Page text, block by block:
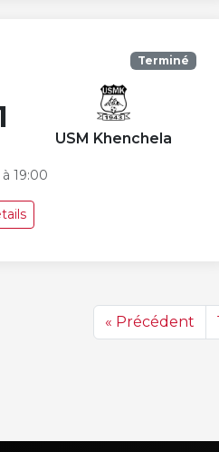
Terminé
USM Khenchela
19:00
« Précédent